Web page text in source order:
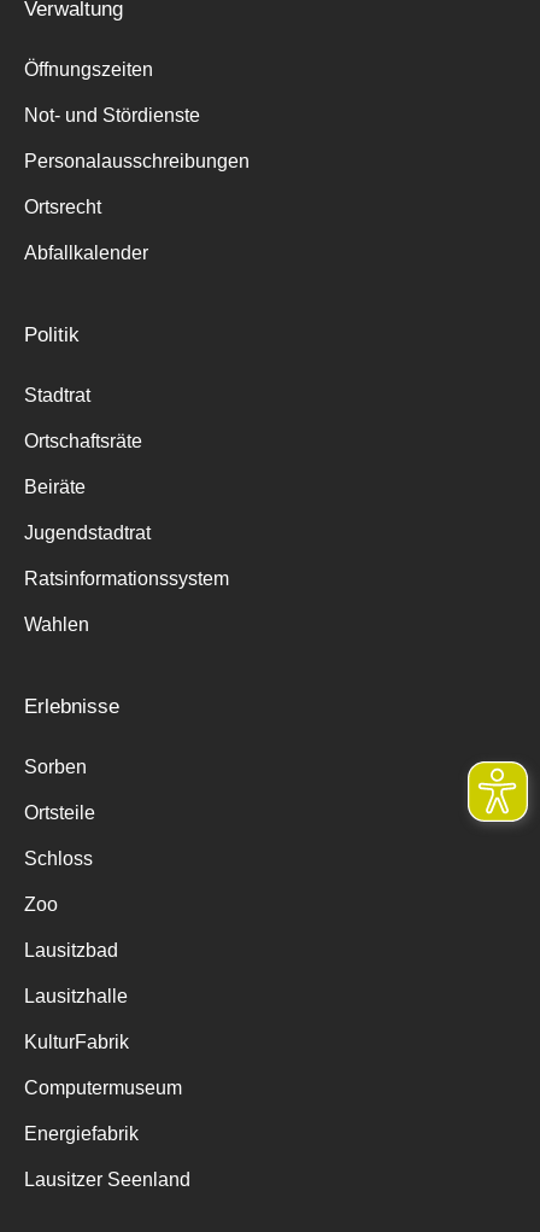
Verwaltung
Öffnungszeiten
Not- und Stördienste
Personalausschreibungen
Ortsrecht
Abfallkalender
Politik
Stadtrat
Ortschaftsräte
Beiräte
Jugendstadtrat
Ratsinformationssystem
Wahlen
Erlebnisse
Sorben
Ortsteile
Schloss
Zoo
Lausitzbad
Lausitzhalle
KulturFabrik
Computermuseum
Energiefabrik
Lausitzer Seenland